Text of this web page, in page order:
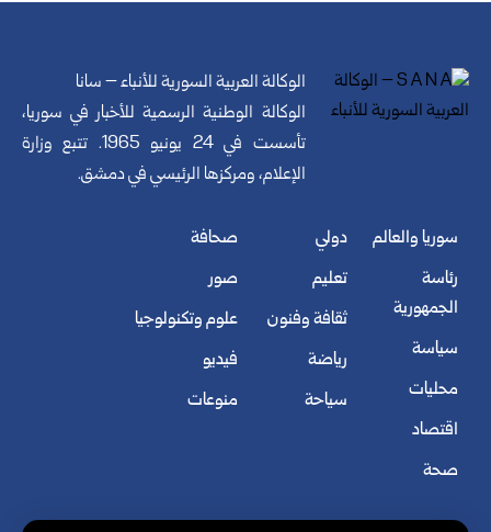
الوكالة العربية السورية للأنباء – سانا
الوكالة الوطنية الرسمية للأخبار في سوريا،
تأسست في 24 يونيو 1965. تتبع وزارة
الإعلام، ومركزها الرئيسي في دمشق.
سوريا والعالم
رئاسة
الجمهورية
سياسة
محليات
اقتصاد
صحة
دولي
تعليم
ثقافة وفنون
رياضة
سياحة
صحافة
صور
علوم وتكنولوجيا
فيديو
منوعات